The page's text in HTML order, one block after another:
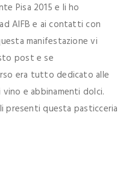
Pisa 2015 e li ho
AIFB e ai contatti con
manifestazione vi
post e se
era tutto dedicato alle
e abbinamenti dolci.
presenti questa pasticceria